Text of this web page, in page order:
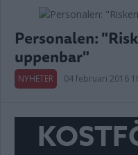
Personalen:
uppenbar"
NYHETER 04 februari 2016